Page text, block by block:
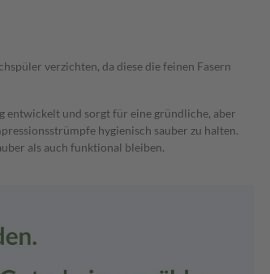
verzichten, da diese die feinen Fasern
entwickelt und sorgt für eine gründliche, aber
hygienisch sauber zu halten.
als auch funktional bleiben.